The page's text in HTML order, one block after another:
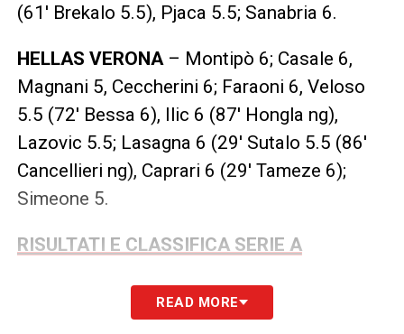
(61′ Brekalo 5.5), Pjaca 5.5; Sanabria 6.
HELLAS VERONA– Montipò 6; Casale 6,
Magnani 5, Ceccherini 6; Faraoni 6, Veloso
5.5 (72′ Bessa 6), Ilic 6 (87′ Hongla ng),
Lazovic 5.5; Lasagna 6 (29′ Sutalo 5.5 (86′
Cancellieri ng), Caprari 6 (29′ Tameze 6);
Simeone 5.
RISULTATI E CLASSIFICA SERIE A
LA PLAYLIST DELLE NOSTRE TOP NEWS
READ MORE